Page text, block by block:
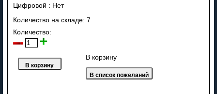
Цифровой : Нет
Количество на складе: 7
Количество:
В корзину